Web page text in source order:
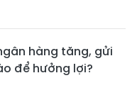
hàng tăng, gửi
để hưởng lợi?